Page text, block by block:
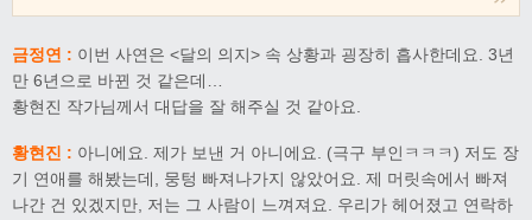
금정연 : 이번 사연은 <달의 의지> 속 상황과 굉장히 흡사한데요. 3년
만 6년으로 바뀐 것 같은데…
황현진 작가님께서 대답을 잘 해주실 것 같아요.
황현진 : 아니에요. 제가 보낸 거 아니에요. (극구 부인ㅋㅋㅋ) 저도 장
기 연애를 해봤는데, 뭉텅 빠져나가지 않았어요. 제 머릿속에서 빠져
나간 건 있겠지만, 저는 그 사람이 느껴져요. 우리가 헤어졌고 연락하